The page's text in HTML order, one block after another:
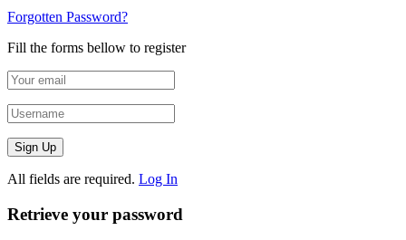
Forgotten Password?
Fill the forms bellow to register
All fields are required. Log In
Retrieve your password